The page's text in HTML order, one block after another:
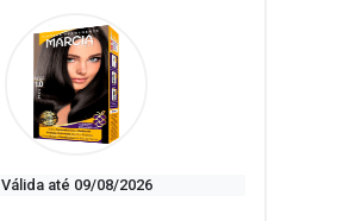
Válida até 09/08/2026